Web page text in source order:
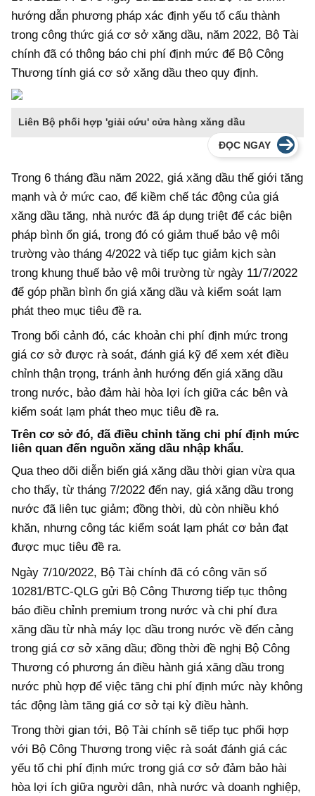
hướng dẫn phương pháp xác định yếu tố cấu thành
trong công thức giá cơ sở xăng dầu, năm 2022, Bộ Tài
chính đã có thông báo chi phí định mức để Bộ Công
Thương tính giá cơ sở xăng dầu theo quy định.
Liên Bộ phối hợp 'giải cứu' cửa hàng xăng dầu
ĐỌC NGAY
Trong 6 tháng đầu năm 2022, giá xăng dầu thế giới tăng
mạnh và ở mức cao, để kiềm chế tác động của giá
xăng dầu tăng, nhà nước đã áp dụng triệt để các biện
pháp bình ổn giá, trong đó có giảm thuế bảo vệ môi
trường vào tháng 4/2022 và tiếp tục giảm kịch sàn
trong khung thuế bảo vệ môi trường từ ngày 11/7/2022
để góp phần bình ổn giá xăng dầu và kiểm soát lạm
phát theo mục tiêu đề ra.
Trong bối cảnh đó, các khoản chi phí định mức trong
giá cơ sở được rà soát, đánh giá kỹ để xem xét điều
chỉnh thận trọng, tránh ảnh hướng đến giá xăng dầu
trong nước, bảo đảm hài hòa lợi ích giữa các bên và
kiểm soát lạm phát theo mục tiêu đề ra.
Trên cơ sở đó, đã điều chỉnh tăng chi phí định mức
liên quan đến nguồn xăng dầu nhập khẩu.
Qua theo dõi diễn biến giá xăng dầu thời gian vừa qua
cho thấy, từ tháng 7/2022 đến nay, giá xăng dầu trong
nước đã liên tục giảm; đồng thời, dù còn nhiều khó
khăn, nhưng công tác kiểm soát lạm phát cơ bản đạt
được mục tiêu đề ra.
Ngày 7/10/2022, Bộ Tài chính đã có công văn số
10281/BTC-QLG gửi Bộ Công Thương tiếp tục thông
báo điều chỉnh premium trong nước và chi phí đưa
xăng dầu từ nhà máy lọc dầu trong nước về đến cảng
trong giá cơ sở xăng dầu; đồng thời đề nghị Bộ Công
Thương có phương án điều hành giá xăng dầu trong
nước phù hợp để việc tăng chi phí định mức này không
tác động làm tăng giá cơ sở tại kỳ điều hành.
Trong thời gian tới, Bộ Tài chính sẽ tiếp tục phối hợp
với Bộ Công Thương trong việc rà soát đánh giá các
yếu tố chi phí định mức trong giá cơ sở đảm bảo hài
hòa lợi ích giữa người dân, nhà nước và doanh nghiệp,